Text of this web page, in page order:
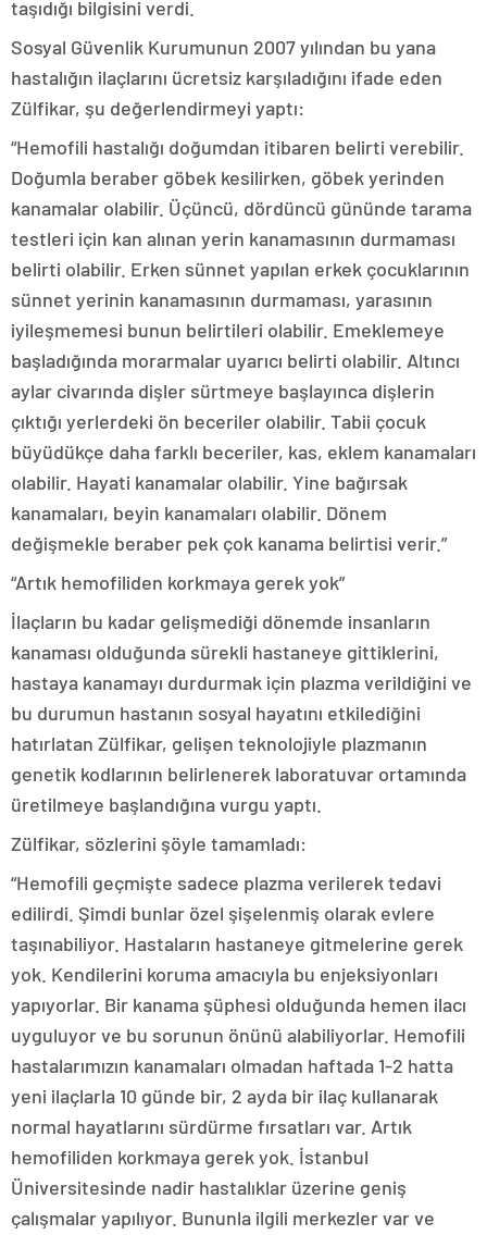
taşıdığı bilgisini verdi.
Sosyal Güvenlik Kurumunun 2007 yılından bu yana
hastalığın ilaçlarını ücretsiz karşıladığını ifade eden
Zülfikar, şu değerlendirmeyi yaptı:
“Hemofili hastalığı doğumdan itibaren belirti verebilir.
Doğumla beraber göbek kesilirken, göbek yerinden
kanamalar olabilir. Üçüncü, dördüncü gününde tarama
testleri için kan alınan yerin kanamasının durmaması
belirti olabilir. Erken sünnet yapılan erkek çocuklarının
sünnet yerinin kanamasının durmaması, yarasının
iyileşmemesi bunun belirtileri olabilir. Emeklemeye
başladığında morarmalar uyarıcı belirti olabilir. Altıncı
aylar civarında dişler sürtmeye başlayınca dişlerin
çıktığı yerlerdeki ön beceriler olabilir. Tabii çocuk
büyüdükçe daha farklı beceriler, kas, eklem kanamaları
olabilir. Hayati kanamalar olabilir. Yine bağırsak
kanamaları, beyin kanamaları olabilir. Dönem
değişmekle beraber pek çok kanama belirtisi verir.”
“Artık hemofiliden korkmaya gerek yok”
İlaçların bu kadar gelişmediği dönemde insanların
kanaması olduğunda sürekli hastaneye gittiklerini,
hastaya kanamayı durdurmak için plazma verildiğini ve
bu durumun hastanın sosyal hayatını etkilediğini
hatırlatan Zülfikar, gelişen teknolojiyle plazmanın
genetik kodlarının belirlenerek laboratuvar ortamında
üretilmeye başlandığına vurgu yaptı.
Zülfikar, sözlerini şöyle tamamladı:
“Hemofili geçmişte sadece plazma verilerek tedavi
edilirdi. Şimdi bunlar özel şişelenmiş olarak evlere
taşınabiliyor. Hastaların hastaneye gitmelerine gerek
yok. Kendilerini koruma amacıyla bu enjeksiyonları
yapıyorlar. Bir kanama şüphesi olduğunda hemen ilacı
uyguluyor ve bu sorunun önünü alabiliyorlar. Hemofili
hastalarımızın kanamaları olmadan haftada 1-2 hatta
yeni ilaçlarla 10 günde bir, 2 ayda bir ilaç kullanarak
normal hayatlarını sürdürme fırsatları var. Artık
hemofiliden korkmaya gerek yok. İstanbul
Üniversitesinde nadir hastalıklar üzerine geniş
çalışmalar yapılıyor. Bununla ilgili merkezler var ve